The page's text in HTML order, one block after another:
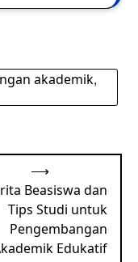
akademik,
Beasiswa dan
Tips Studi untuk
Pengembangan
Edukatif
⟶